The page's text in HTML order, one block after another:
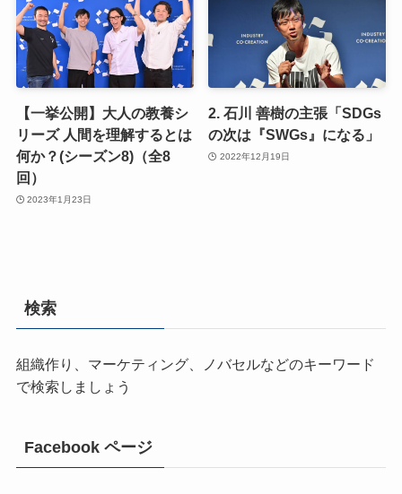
【一挙公開】大人の教養シ
リーズ 人間を理解するとは
何か？(シーズン8)（全8
回）
2023年1月23日
2. 石川 善樹の主張「SDGs
の次は『SWGs』になる」
2022年12月19日
検索
組織作り、マーケティング、ノバセルなどのキーワード
で検索しましょう
Facebook ページ